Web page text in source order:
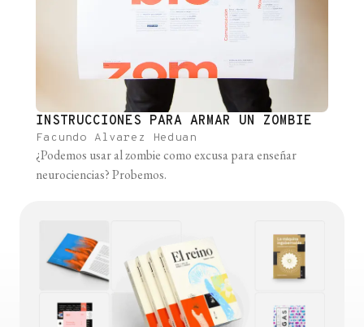
INSTRUCCIONES PARA ARMAR UN ZOMBIE
Facundo Alvarez Heduan
¿Podemos usar al zombie como excusa para enseñar
neurociencias? Probemos.